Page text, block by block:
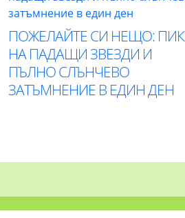
ПОЖЕЛАЙТЕ СИ НЕЩО: ПИК
НА ПАДАЩИ ЗВЕЗДИ И
ПЪЛНО СЛЪНЧЕВО
ЗАТЪМНЕНИЕ В ЕДИН ДЕН